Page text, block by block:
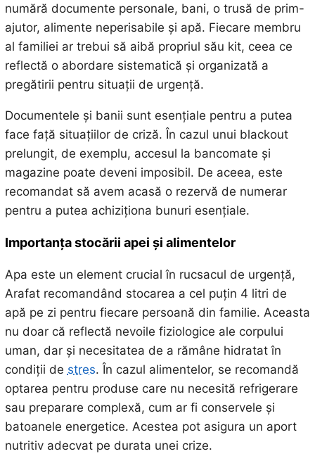
numără documente personale, bani, o trusă de prim-
ajutor, alimente neperisabile și apă. Fiecare membru
al familiei ar trebui să aibă propriul său kit, ceea ce
reflectă o abordare sistematică și organizată a
pregătirii pentru situații de urgență.
Documentele și banii sunt esențiale pentru a putea
face față situațiilor de criză. În cazul unui blackout
prelungit, de exemplu, accesul la bancomate și
magazine poate deveni imposibil. De aceea, este
recomandat să avem acasă o rezervă de numerar
pentru a putea achiziționa bunuri esențiale.
Importanța stocării apei și alimentelor
Apa este un element crucial în rucsacul de urgență,
Arafat recomandând stocarea a cel puțin 4 litri de
apă pe zi pentru fiecare persoană din familie. Aceasta
nu doar că reflectă nevoile fiziologice ale corpului
uman, dar și necesitatea de a rămâne hidratat în
condiții de stres. În cazul alimentelor, se recomandă
optarea pentru produse care nu necesită refrigerare
sau preparare complexă, cum ar fi conservele și
batoanele energetice. Acestea pot asigura un aport
nutritiv adecvat pe durata unei crize.